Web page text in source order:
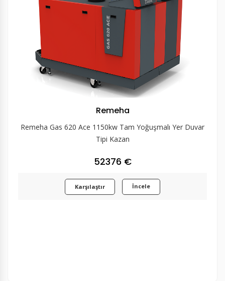
Remeha
Remeha Gas 620 Ace 1150kw Tam Yoğuşmalı Yer Duvar
Tipi Kazan
52376 €
Karşılaştır İncele